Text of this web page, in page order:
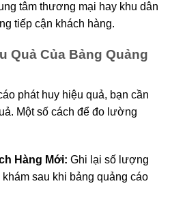
tâm thương mại hay khu dân
tiếp cận khách hàng.
Quả Của Bảng Quảng
phát huy hiệu quả, bạn cần
Một số cách để đo lường
Hàng Mới: Ghi lại số lượng
sau khi bảng quảng cáo